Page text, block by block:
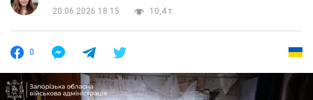
20.06.2026 18:15
10,4 т.
0